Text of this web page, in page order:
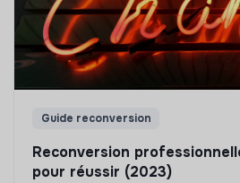
Guide reconversion
Reconversion
pour réussir (2023)